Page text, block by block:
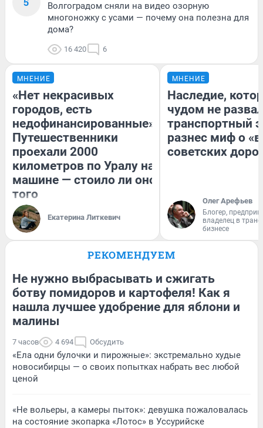
Волгоградом сняли на видео озорную
многоножку с усами — почему она полезна для
дома?
16 420 6
МНЕНИЕ
«Нет некрасивых
городов, есть
недофинансированные».
Путешественники
проехали 2000
километров по Уралу на
машине — стоило ли оно
того
Екатерина Литкевич
МНЕНИЕ
Наследие,
чудом не
транспортный
разнес миф о
советских
Олег Арефьев
Блогер,
владелец в
бизнесе
РЕКОМЕНДУЕМ
Не нужно выбрасывать и сжигать
ботву помидоров и картофеля! Как я
нашла лучшее удобрение для яблони и
малины
7 часов 4 694 Обсудить
«Ела одни булочки и пирожные»: экстремально худые
новосибирцы — о своих попытках набрать вес любой
ценой
«Не вольеры, а камеры пыток»: девушка пожаловалась
на состояние экопарка «Лотос» в Уссурийске